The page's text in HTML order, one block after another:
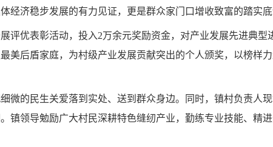
经济稳步发展的有力见证，更是群众家门口增收致富的踏实底
评优表彰活动，投入2万余元奖励资金，对产业发展先进典
美后盾家庭，为村级产业发展贡献突出的个人颁奖，以榜样
微的民生关爱落到实处、送到群众身边。同时，镇村负责人
镇领导勉励广大村民深耕特色缝纫产业，勤练专业技能、精